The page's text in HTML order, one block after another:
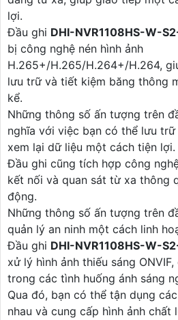
lợi.
Đầu ghi DHI-NVR1108HS-W-
bị công nghệ nén hình ảnh
H.265+/H.265/H.264+/H.264,
lưu trữ và tiết kiệm băng thông
kể.
Những thông số ấn tượng trên
nghĩa với việc bạn có thể lưu
xem lại dữ liệu một cách tiện lợi.
Đầu ghi cũng tích hợp công
kết nối và quan sát từ xa thông
động.
Những thông số ấn tượng trên
quản lý an ninh một cách linh
Đầu ghi DHI-NVR1108HS-W-
xử lý hình ảnh thiếu sáng
trong các tình huống ánh sáng
Qua đó, bạn có thể tận dụng
nhau và cung cấp hình ảnh chất